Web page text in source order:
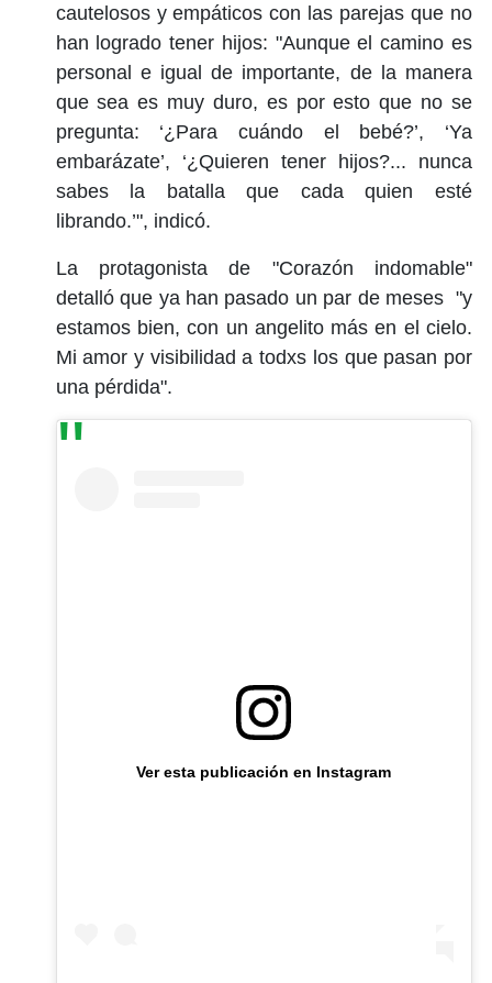
cautelosos y empáticos con las parejas que no
han logrado tener hijos: "Aunque el camino es
personal e igual de importante, de la manera
que sea es muy duro, es por esto que no se
pregunta: ‘¿Para cuándo el bebé?’, ‘Ya
embarázate’, ‘¿Quieren tener hijos?... nunca
sabes la batalla que cada quien esté
librando.’", indicó.
La protagonista de "Corazón indomable"
detalló que ya han pasado un par de meses "y
estamos bien, con un angelito más en el cielo.
Mi amor y visibilidad a todxs los que pasan por
una pérdida".
Ver esta publicación en Instagram